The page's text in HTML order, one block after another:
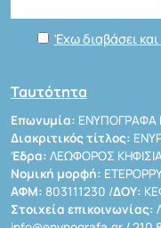
Έχω διαβάσει
Ταυτότητα
Επωνυμία: ΕΝΥΠΟΓΡΑΦΑ
Διακριτικός τίτλος:
Έδρα: ΛΕΩΦΟΡΟΣ
Νομική μορφή:
ΑΦΜ: 803111230 /ΔΟΥ:
Στοιχεία επικοινωνίας: